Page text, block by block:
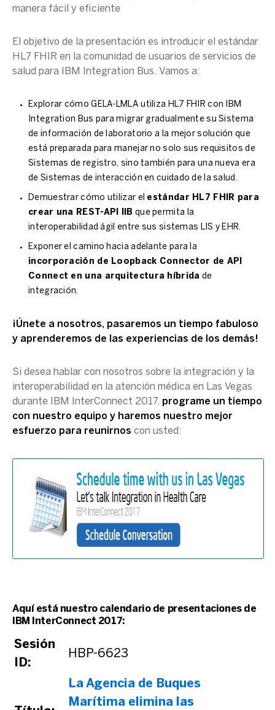
manera fácil y eficiente
El objetivo de la presentación es introducir el estándar
HL7 FHIR en la comunidad de usuarios de servicios de
salud para IBM Integration Bus. Vamos a:
Explorar cómo GELA-LMLA utiliza HL7 FHIR con IBM
Integration Bus para migrar gradualmente su Sistema
de información de laboratorio a la mejor solución que
está preparada para manejar no solo sus requisitos de
Sistemas de registro, sino también para una nueva era
de Sistemas de interacción en cuidado de la salud.
Demuestrar cómo utilizar el estándar HL7 FHIR para
crear una REST-API IIB que permita la
interoperabilidad ágil entre sus sistemas LIS y EHR.
Exponer el camino hacia adelante para la
incorporación de Loopback Connector de API
Connect en una arquitectura híbrida de
integración.
¡Únete a nosotros, pasaremos un tiempo fabuloso
y aprenderemos de las experiencias de los demás!
Si desea hablar con nosotros sobre la integración y la
interoperabilidad en la atención médica en Las Vegas
durante IBM InterConnect 2017, programe un tiempo
con nuestro equipo y haremos nuestro mejor
esfuerzo para reunirnos con usted:
Aquí está nuestro calendario de presentaciones de
IBM InterConnect 2017:
Sesión
ID:
HBP-6623
La Agencia de Buques
Marítima elimina las